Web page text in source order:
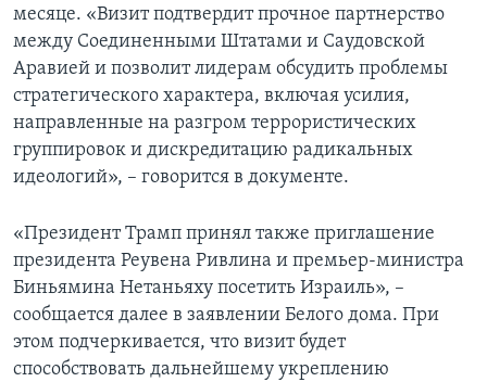
месяце. «Визит подтвердит прочное партнерство
между Соединенными Штатами и Саудовской
Аравией и позволит лидерам обсудить проблемы
стратегического характера, включая усилия,
направленные на разгром террористических
группировок и дискредитацию радикальных
идеологий», – говорится в документе.
«Президент Трамп принял также приглашение
президента Реувена Ривлина и премьер-министра
Биньямина Нетаньяху посетить Израиль», –
сообщается далее в заявлении Белого дома. При
этом подчеркивается, что визит будет
способствовать дальнейшему укреплению